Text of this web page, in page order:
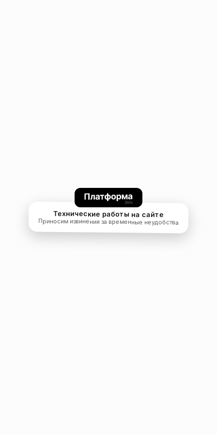
Технические работы на сайте
Приносим извинения за временные неудобства